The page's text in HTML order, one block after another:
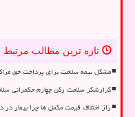
تازه ترین مطالب مرتبط
مشکل بیمه سلامت برای پرداخت حق
گزارشگر سلامت رکن چهارم حکمرانی
راز اختلاف قیمت مکمل ها چرا بیمار